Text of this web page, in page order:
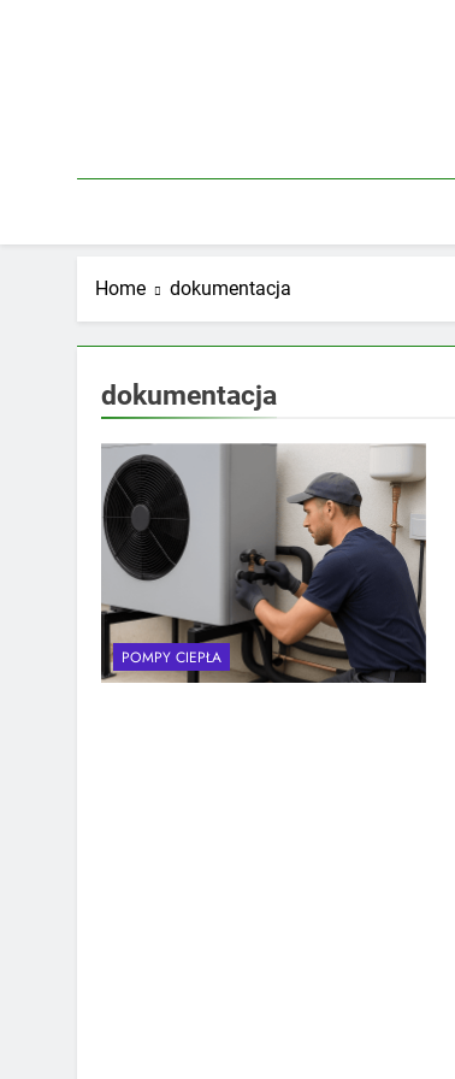
Home dokumentacja
dokumentacja
POMPY CIEPŁA